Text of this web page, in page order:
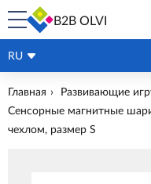
B2B OLVI
RU
Главная
Развивающие
Сенсорные магнитные
чехлом, размер S